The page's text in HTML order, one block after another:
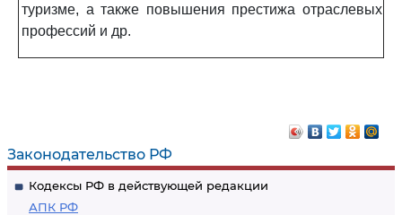
Законодательство РФ
Кодексы РФ в действующей редакции
АПК РФ
туризме, а также повышения престижа отраслевых
профессий и др.